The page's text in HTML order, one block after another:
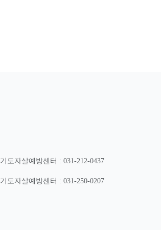
도자살예방센터 : 031-212-0437
도자살예방센터 : 031-250-0207